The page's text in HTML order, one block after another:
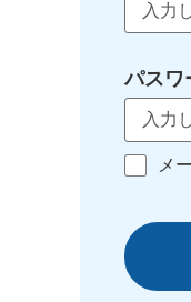
パスワ
メ